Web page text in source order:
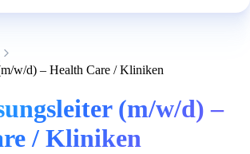
w/d) – Health Care / Kliniken
(m/w/d) –
/ Kliniken